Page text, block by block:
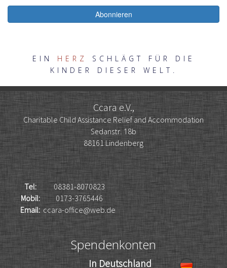
EIN HERZ
SCHLÄGT FÜR DIE
KINDER DIESER WELT.
Ccara e.V.,
Charitable Child Assistance Relief and Accommodation
Sedanstr. 18b
88161 Lindenberg
Tel:
08381-8070823
Mobil:
0173-3765446
Email:ccara-office@web.de
Spendenkonten
In Deutschland